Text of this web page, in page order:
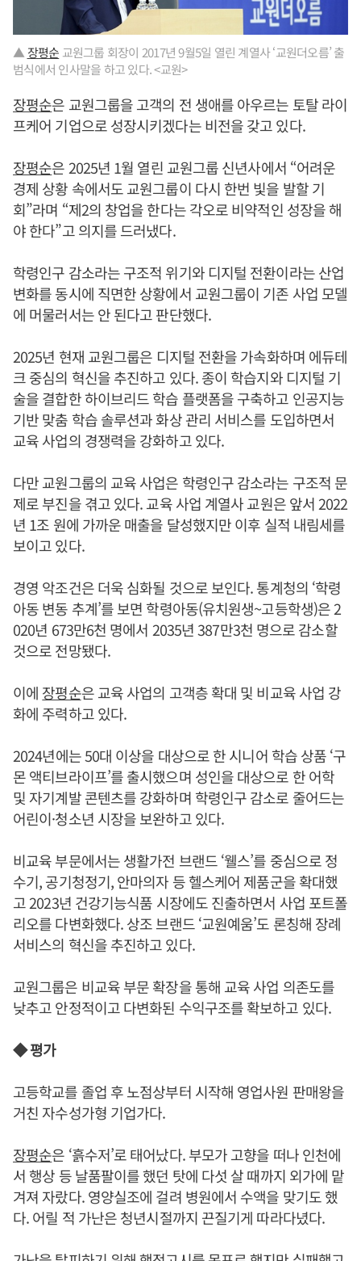
▲ 장평순 교원그룹 회장이 2017년 9월5일 열린 계열사 ‘교원더오름’ 출
범식에서 인사말을 하고 있다. <교원>
장평순은 교원그룹을 고객의 전 생애를 아우르는 토탈 라이
프케어 기업으로 성장시키겠다는 비전을 갖고 있다.
장평순은 2025년 1월 열린 교원그룹 신년사에서 “어려운
경제 상황 속에서도 교원그룹이 다시 한번 빛을 발할 기
회”라며 “제2의 창업을 한다는 각오로 비약적인 성장을 해
야 한다”고 의지를 드러냈다.
학령인구 감소라는 구조적 위기와 디지털 전환이라는 산업
변화를 동시에 직면한 상황에서 교원그룹이 기존 사업 모델
에 머물러서는 안 된다고 판단했다.
2025년 현재 교원그룹은 디지털 전환을 가속화하며 에듀테
크 중심의 혁신을 추진하고 있다. 종이 학습지와 디지털 기
술을 결합한 하이브리드 학습 플랫폼을 구축하고 인공지능
기반 맞춤 학습 솔루션과 화상 관리 서비스를 도입하면서
교육 사업의 경쟁력을 강화하고 있다.
다만 교원그룹의 교육 사업은 학령인구 감소라는 구조적 문
제로 부진을 겪고 있다. 교육 사업 계열사 교원은 앞서 2022
년 1조 원에 가까운 매출을 달성했지만 이후 실적 내림세를
보이고 있다.
경영 악조건은 더욱 심화될 것으로 보인다. 통계청의 ‘학령
아동 변동 추계’를 보면 학령아동(유치원생~고등학생)은 2
020년 673만6천 명에서 2035년 387만3천 명으로 감소할
것으로 전망됐다.
이에 장평순은 교육 사업의 고객층 확대 및 비교육 사업 강
화에 주력하고 있다.
2024년에는 50대 이상을 대상으로 한 시니어 학습 상품 ‘구
몬 액티브라이프’를 출시했으며 성인을 대상으로 한 어학
및 자기계발 콘텐츠를 강화하며 학령인구 감소로 줄어드는
어린이·청소년 시장을 보완하고 있다.
비교육 부문에서는 생활가전 브랜드 ‘웰스’를 중심으로 정
수기, 공기청정기, 안마의자 등 헬스케어 제품군을 확대했
고 2023년 건강기능식품 시장에도 진출하면서 사업 포트폴
리오를 다변화했다. 상조 브랜드 ‘교원예움’도 론칭해 장례
서비스의 혁신을 추진하고 있다.
교원그룹은 비교육 부문 확장을 통해 교육 사업 의존도를
낮추고 안정적이고 다변화된 수익구조를 확보하고 있다.
◆ 평가
고등학교를 졸업 후 노점상부터 시작해 영업사원 판매왕을
거친 자수성가형 기업가다.
장평순은 ‘흙수저’로 태어났다. 부모가 고향을 떠나 인천에
서 행상 등 날품팔이를 했던 탓에 다섯 살 때까지 외가에 맡
겨져 자랐다. 영양실조에 걸려 병원에서 수액을 맞기도 했
다. 어릴 적 가난은 청년시절까지 끈질기게 따라다녔다.